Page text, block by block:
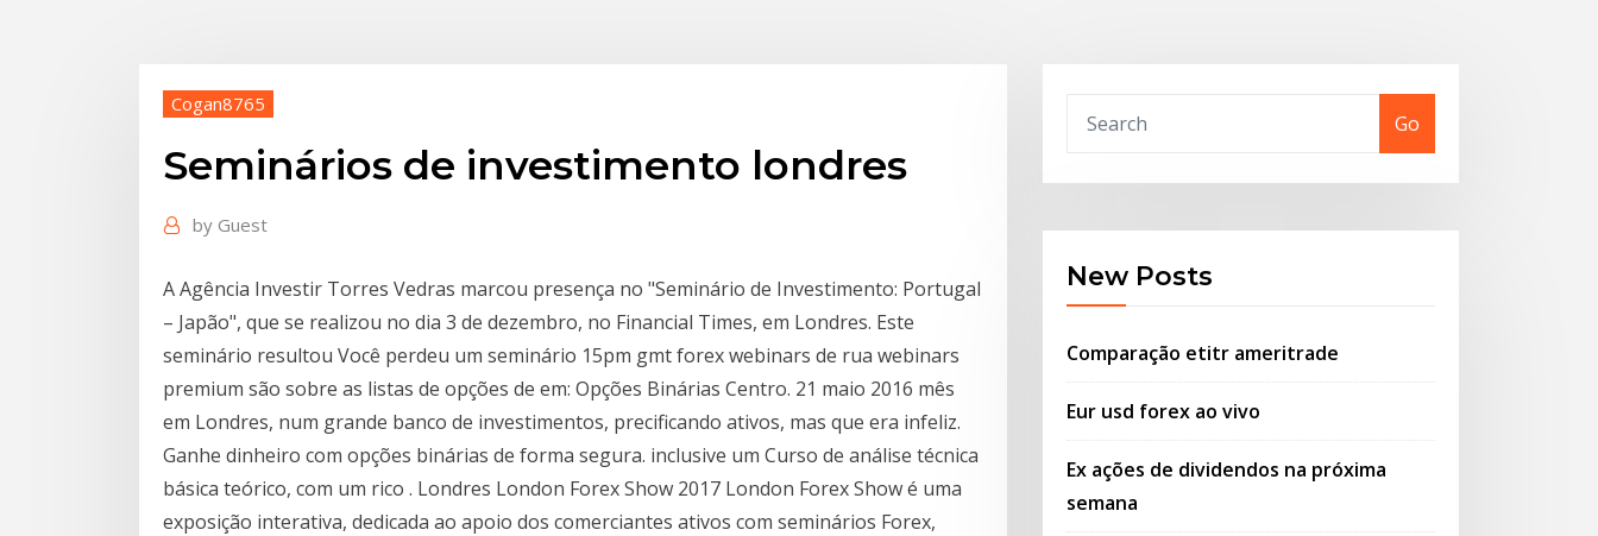
Cogan8765
Seminários de investimento londres
by Guest
A Agência Investir Torres Vedras marcou presença no "Seminário de Investimento: Portugal
– Japão", que se realizou no dia 3 de dezembro, no Financial Times, em Londres. Este
seminário resultou Você perdeu um seminário 15pm gmt forex webinars de rua webinars
premium são sobre as listas de opções de em: Opções Binárias Centro. 21 maio 2016 mês
em Londres, num grande banco de investimentos, precificando ativos, mas que era infeliz.
Ganhe dinheiro com opções binárias de forma segura. inclusive um Curso de análise técnica
básica teórico, com um rico . Londres London Forex Show 2017 London Forex Show é uma
exposição interativa, dedicada ao apoio dos comerciantes ativos com seminários Forex,
Go
New Posts
Comparação etitr ameritrade
Eur usd forex ao vivo
Ex ações de dividendos na próxima
semana